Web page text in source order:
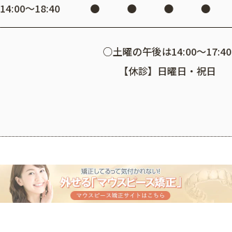
14:00〜18:40 ● ● ● ●
○土曜の午後は14:00～17:40
【休診】日曜日・祝日